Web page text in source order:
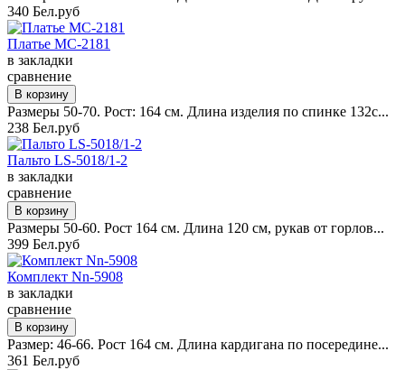
340 Бел.руб
Платье MC-2181
в закладки
сравнение
Размеры 50-70. Рост: 164 см. Длина изделия по спинке 132с...
238 Бел.руб
Пальто LS-5018/1-2
в закладки
сравнение
Размеры 50-60. Рост 164 см. Длина 120 см, рукав от горлов...
399 Бел.руб
Комплект Nn-5908
в закладки
сравнение
Размер: 46-66. Рост 164 см. Длина кардигана по посередине...
361 Бел.руб